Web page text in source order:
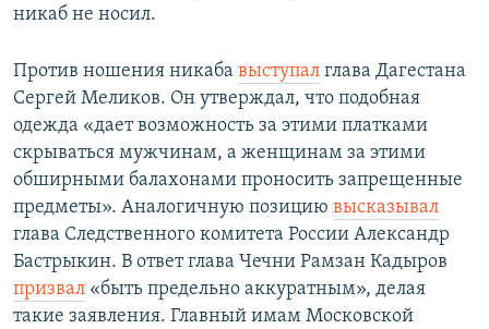
никаб не носил.
Против ношения никаба выступал глава Дагестана
Сергей Меликов. Он утверждал, что подобная
одежда «дает возможность за этими платками
скрываться мужчинам, а женщинам за этими
обширными балахонами проносить запрещенные
предметы». Аналогичную позицию высказывал
глава Следственного комитета России Александр
Бастрыкин. В ответ глава Чечни Рамзан Кадыров
призвал «быть предельно аккуратным», делая
такие заявления. Главный имам Московской